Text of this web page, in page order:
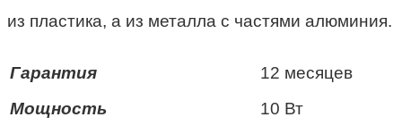
из пластика, а из металла с частями алюминия.
Гарантия
12 месяцев
Мощность
10 Вт